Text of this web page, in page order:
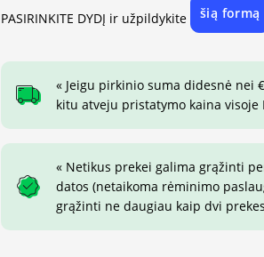
PASIRINKITE DYDĮ ir užpildykite šią formą
« Jeigu pirkinio suma didesnė nei
kitu atveju pristatymo kaina visoje
« Netikus prekei galima grąžinti
datos (netaikoma rėminimo
grąžinti ne daugiau kaip dvi prekes